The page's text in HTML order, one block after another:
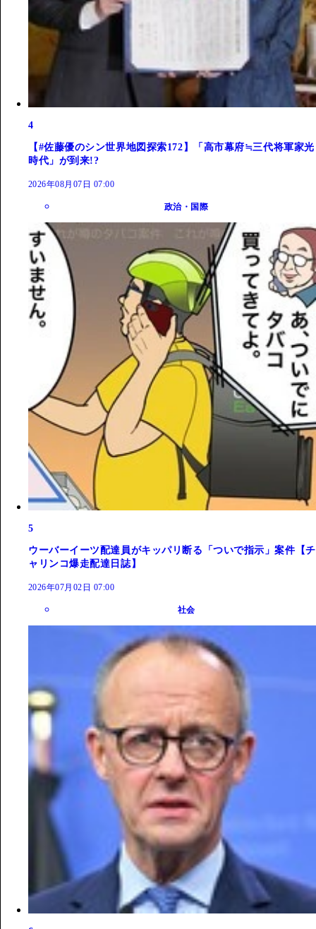
4
【#佐藤優のシン世界地図探索172】「高市幕府≒三代将軍家光
時代」が到来!?
2026年08月07日 07:00
政治・国際
5
ウーバーイーツ配達員がキッパリ断る「ついで指示」案件【チ
ャリンコ爆走配達日誌】
2026年07月02日 07:00
社会